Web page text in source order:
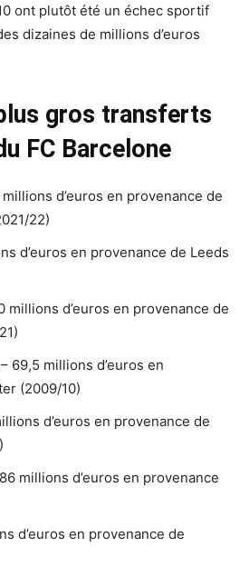
ont plutôt été un échec sportif
dizaines de millions d’euros
gros transferts
FC Barcelone
d’euros en provenance de
22)
d’euros en provenance de Leeds
millions d’euros en provenance de
69,5 millions d’euros en
(2009/10)
d’euros en provenance de
millions d’euros en provenance
d’euros en provenance de